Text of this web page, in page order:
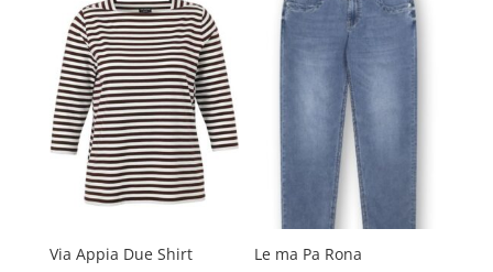
Via Appia Due Shirt
Le ma Pa Rona